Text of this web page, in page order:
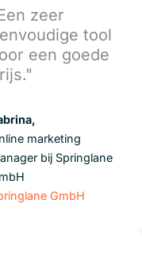
zeer
tool
een goede
marketing
bij Springlane
GmbH